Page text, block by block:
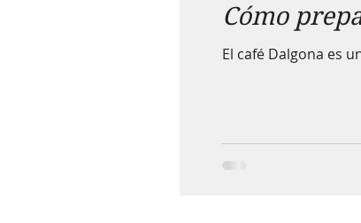
Cómo
El café Dalgona es